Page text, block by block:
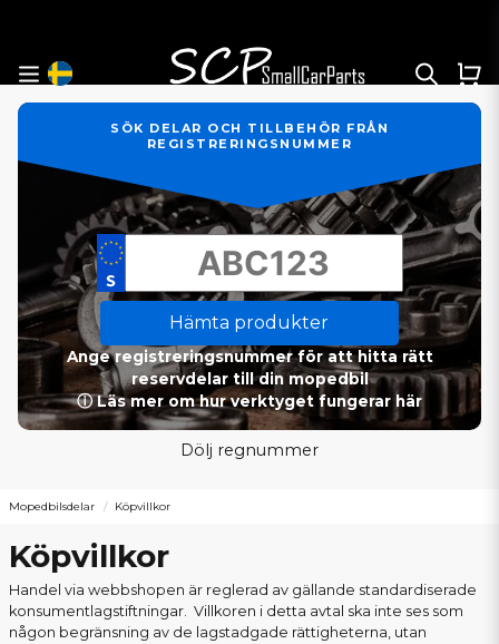
SÖK DELAR OCH TILLBEHÖR FRÅN
REGISTRERINGSNUMMER
Hämta produkter
Ange registreringsnummer för att hitta rätt
reservdelar till din mopedbil
ⓘ Läs mer om hur verktyget fungerar här
Dölj regnummer
Mopedbilsdelar Köpvillkor
Köpvillkor
Handel via webbshopen är reglerad av gällande standardiserade
konsumentlagstiftningar. Villkoren i detta avtal ska inte ses som
någon begränsning av de lagstadgade rättigheterna, utan